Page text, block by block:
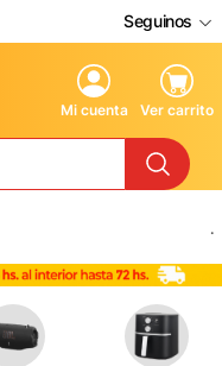
Seguinos
Mi cuenta Ver carrito
.